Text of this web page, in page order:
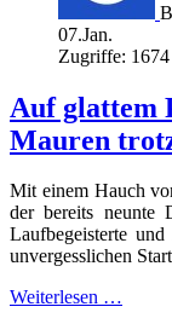
07.Jan.
Zugriffe: 1674
Auf glattem
Mauren
Mit einem Hauch
der bereits neunte
Laufbegeisterte
unvergesslichen
Weiterlesen …